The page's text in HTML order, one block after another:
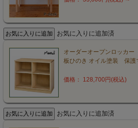
お気に入りに追加済
オーダーオープンロッカー
板ひのき オイル塗装 保護
価格： 128,700円(税込)
お気に入りに追加済